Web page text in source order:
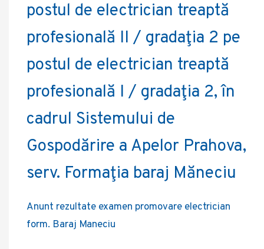
postul de electrician treaptă
profesională II / gradaţia 2 pe
postul de electrician treaptă
profesională I / gradaţia 2, în
cadrul Sistemului de
Gospodărire a Apelor Prahova,
serv. Formaţia baraj Măneciu
Anunt rezultate examen promovare electrician
form. Baraj Maneciu